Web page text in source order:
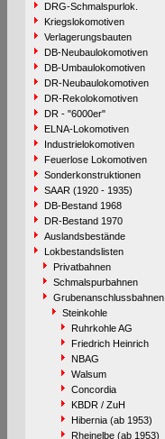
DRG-Schmalspurlok.
Kriegslokomotiven
Verlagerungsbauten
DB-Neubaulokomotiven
DB-Umbaulokomotiven
DR-Neubaulokomotiven
DR-Rekolokomotiven
DR - "6000er"
ELNA-Lokomotiven
Industrielokomotiven
Feuerlose Lokomotiven
Sonderkonstruktionen
SAAR (1920 - 1935)
DB-Bestand 1968
DR-Bestand 1970
Auslandsbestände
Lokbestandslisten
Privatbahnen
Schmalspurbahnen
Grubenanschlussbahnen
Steinkohle
Ruhrkohle AG
Friedrich Heinrich
NBAG
Walsum
Concordia
KBDR / ZuH
Hibernia (ab 1953)
Rheinelbe (ab 1953)